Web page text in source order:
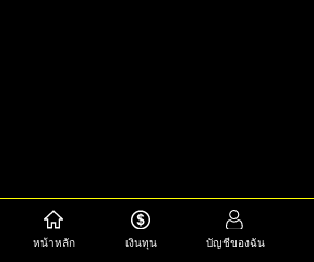
หน้าหลัก เงินทุน บัญชีของฉัน